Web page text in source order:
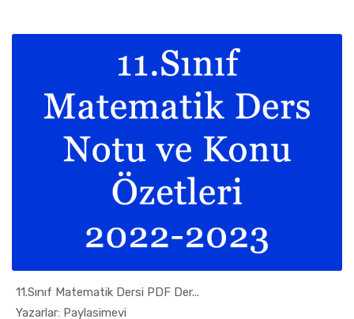
11.Sınıf Matematik Dersi PDF Der...
Yazarlar: Paylasimevi